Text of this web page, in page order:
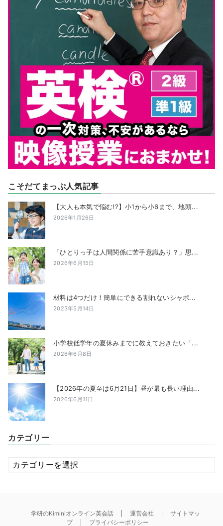
こそだてまっぷ人気記事
【大人も本気で悩む!?】小1から小6まで、地頭...
2026年1月26日
「ひとりっ子は人間関係に苦手意識あり？」思...
2026年6月15日
材料は4つだけ！簡単にできる割れないシャボ...
2023年5月14日
小学校低学年の夏休みまでに教えておきたい「...
2026年6月8日
【2026年の夏至は6月21日】昼が最も長い理由...
2026年6月11日
カテゴリー
カ
テ
学研のKiminiオンライン英会話 運営会社
サイトマッ
プ
プライバシーポリシー